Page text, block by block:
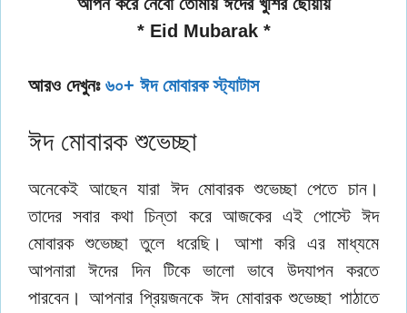
আপন করে নেবো তোমায় ঈদের খুশির ছোয়ায়
* Eid Mubarak *
আরও দেখুনঃ ৬০+ ঈদ মোবারক স্ট্যাটাস
ঈদ মোবারক শুভেচ্ছা
অনেকেই আছেন যারা ঈদ মোবারক শুভেচ্ছা পেতে চান।
তাদের সবার কথা চিন্তা করে আজকের এই পোস্টে ঈদ
মোবারক শুভেচ্ছা তুলে ধরেছি। আশা করি এর মাধ্যমে
আপনারা ঈদের দিন টিকে ভালো ভাবে উদযাপন করতে
পারবেন। আপনার প্রিয়জনকে ঈদ মোবারক শুভেচ্ছা পাঠাতে